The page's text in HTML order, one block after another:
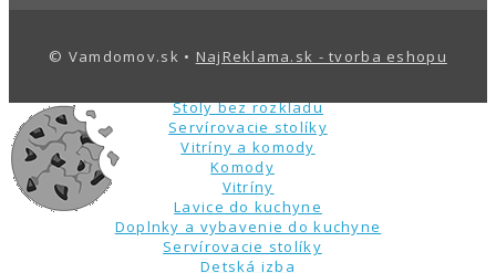
Jedálenské stoly
Barové stoly
Stoly bez rozkladu
Servírovacie stolíky
Vitríny a komody
Komody
Vitríny
Lavice do kuchyne
Doplnky a vybavenie do kuchyne
Servírovacie stolíky
Detská izba
© Vamdomov.sk • NajReklama.sk - tvorba eshopu